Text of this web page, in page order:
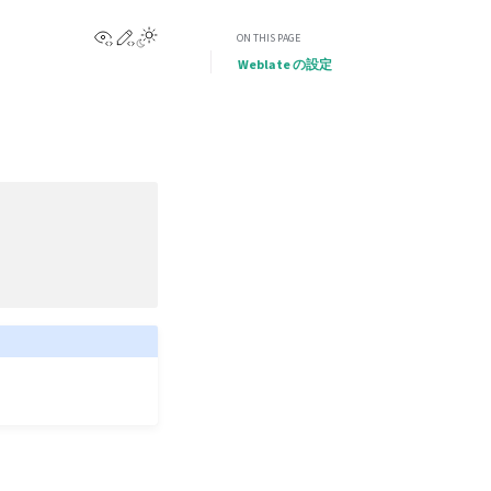
View this page
Edit this page
Toggle Light / Dark / Auto color theme
ON THIS PAGE
Weblate の設定